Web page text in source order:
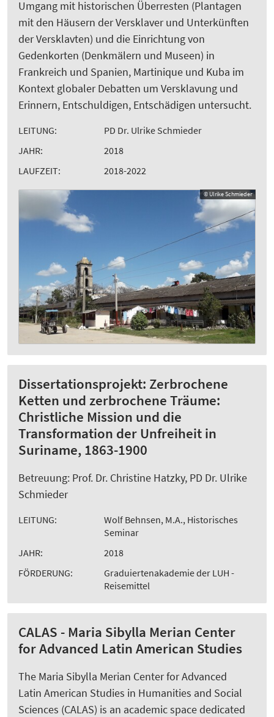
Umgang mit historischen Überresten (Plantagen
mit den Häusern der Versklaver und Unterkünften
der Versklavten) und die Einrichtung von
Gedenkorten (Denkmälern und Museen) in
Frankreich und Spanien, Martinique und Kuba im
Kontext globaler Debatten um Versklavung und
Erinnern, Entschuldigen, Entschädigen untersucht.
LEITUNG:
PD Dr. Ulrike Schmieder
JAHR:
2018
LAUFZEIT:
2018-2022
© Ulrike Schmieder
Dissertationsprojekt: Zerbrochene
Ketten und zerbrochene Träume:
Christliche Mission und die
Transformation der Unfreiheit in
Suriname, 1863-1900
Betreuung: Prof. Dr. Christine Hatzky, PD Dr. Ulrike
Schmieder
LEITUNG:
Wolf Behnsen, M.A., Historisches
Seminar
JAHR:
2018
FÖRDERUNG:
Graduiertenakademie der LUH -
Reisemittel
CALAS - Maria Sibylla Merian Center
for Advanced Latin American Studies
The Maria Sibylla Merian Center for Advanced
Latin American Studies in Humanities and Social
Sciences (CALAS) is an academic space dedicated